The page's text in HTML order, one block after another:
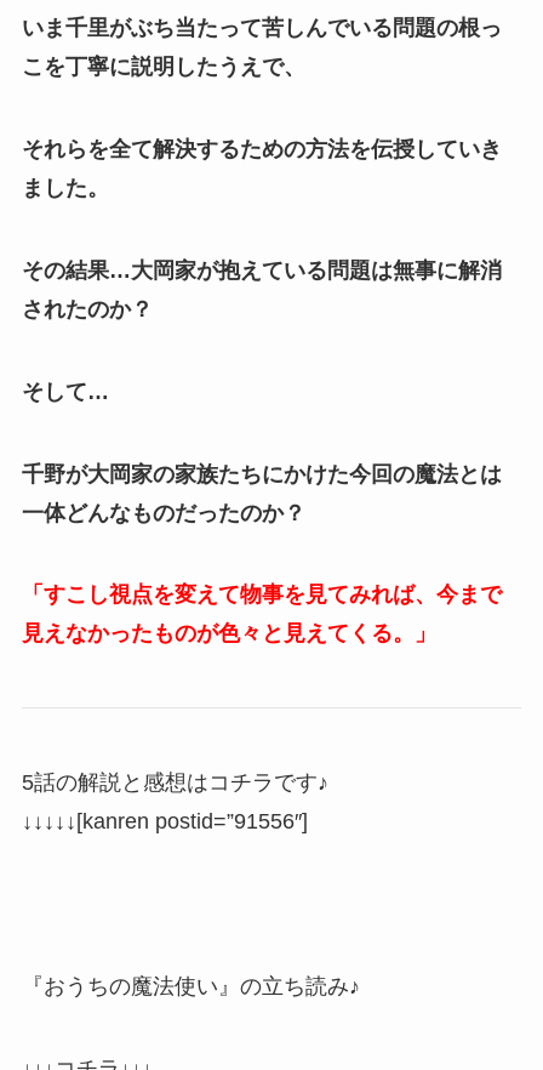
いま千里がぶち当たって苦しんでいる問題の根っ
こを丁寧に説明したうえで、
それらを全て解決するための方法を伝授していき
ました。
その結果…大岡家が抱えている問題は無事に解消
されたのか？
そして…
千野が大岡家の家族たちにかけた今回の魔法とは
一体どんなものだったのか？
「すこし視点を変えて物事を見てみれば、今まで
見えなかったものが色々と見えてくる。」
5話の解説と感想はコチラです♪
↓↓↓↓↓[kanren postid=”91556″]
『おうちの魔法使い』の立ち読み♪